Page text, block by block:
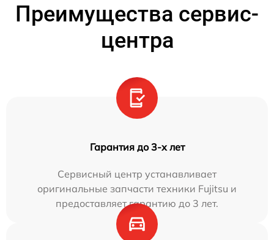
Преимущества сервис-
центра
Гарантия до 3-х лет
Сервисный центр устанавливает
оригинальные запчасти техники Fujitsu и
предоставляет гарантию до 3 лет.